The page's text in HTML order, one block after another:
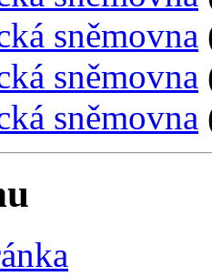
sněmovna
sněmovna
sněmovna